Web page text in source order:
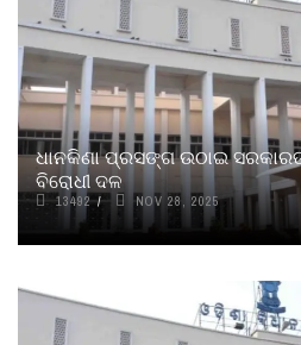
ଧାନକିଣା ପ୍ରସଙ୍ଗ ଉଠାଇ
ବିରୋଧୀ ଦଳ
13492 NOV 28, 2025